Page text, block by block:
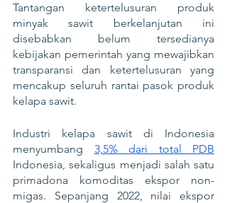
Tantangan ketertelusuran produk
minyak sawit berkelanjutan ini
disebabkan belum tersedianya
kebijakan pemerintah yang mewajibkan
transparansi dan ketertelusuran yang
mencakup seluruh rantai pasok produk
kelapa sawit.
Industri kelapa sawit di Indonesia
menyumbang 3,5% dari total PDB
Indonesia, sekaligus menjadi salah satu
primadona komoditas ekspor non-
migas. Sepanjang 2022, nilai ekspor